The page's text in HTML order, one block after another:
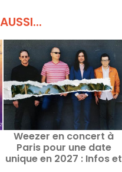
Weezer en concert à
Paris pour une date
unique en 2027 : Infos et